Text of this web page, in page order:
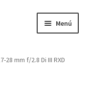
Menú
28 mm f/2.8 Di III RXD